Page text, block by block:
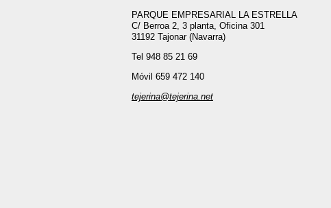
PARQUE EMPRESARIAL LA ESTRELLA
C/ Berroa 2, 3 planta, Oficina 301
31192 Tajonar (Navarra)
Tel 948 85 21 69
Móvil 659 472 140
tejerina@tejerina.net